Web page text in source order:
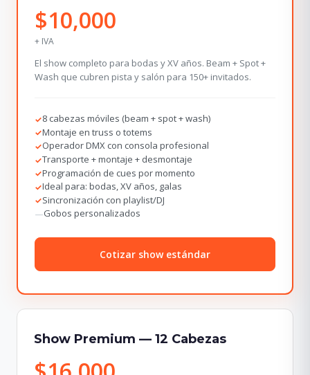
$10,000
+ IVA
El show completo para bodas y XV años. Beam + Spot +
Wash que cubren pista y salón para 150+ invitados.
✓8 cabezas móviles (beam + spot + wash)
✓Montaje en truss o totems
✓Operador DMX con consola profesional
✓Transporte + montaje + desmontaje
✓Programación de cues por momento
✓Ideal para: bodas, XV años, galas
✓Sincronización con playlist/DJ
—Gobos personalizados
Cotizar show estándar
Show Premium — 12 Cabezas